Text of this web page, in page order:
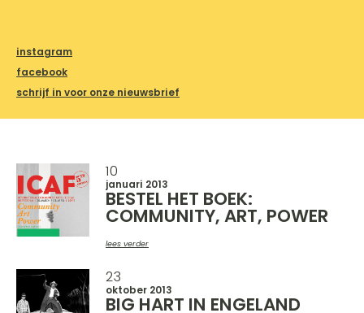
instagram
facebook
schrijf in voor onze nieuwsbrief
10
januari 2013
BESTEL HET BOEK:
COMMUNITY, ART, POWER
lees verder
23
oktober 2013
BIG HART IN ENGELAND